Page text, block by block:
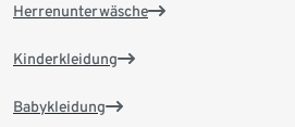
Herrenunterwäsche
Kinderkleidung
Babykleidung